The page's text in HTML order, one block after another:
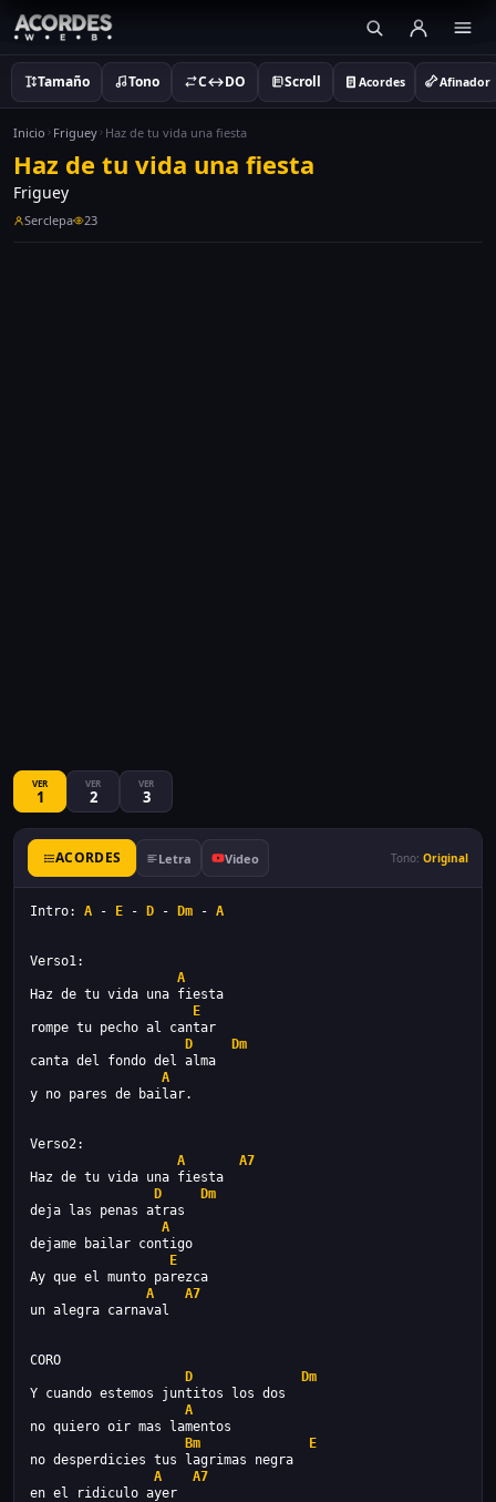
Tamaño Tono C↔DO Scroll Acordes Afinador
Inicio Friguey Haz de tu vida una fiesta
Haz de tu vida una fiesta
Friguey
Serclepa 23
VER
1
VER
2
VER
3
ACORDES Letra Video Tono: Original
Intro: A - E - D - Dm - A
Verso1:
A
Haz de tu vida una fiesta
E
rompe tu pecho al cantar
D
Dm
canta del fondo del alma
A
y no pares de bailar.
Verso2:
A
A7
Haz de tu vida una fiesta
D
Dm
deja las penas atras
A
dejame bailar contigo
E
Ay que el munto parezca
A
A7
un alegra carnaval
CORO
D
Dm
Y cuando estemos juntitos los dos
A
no quiero oir mas lamentos
Bm
E
no desperdicies tus lagrimas negra
A
A7
en el ridiculo ayer